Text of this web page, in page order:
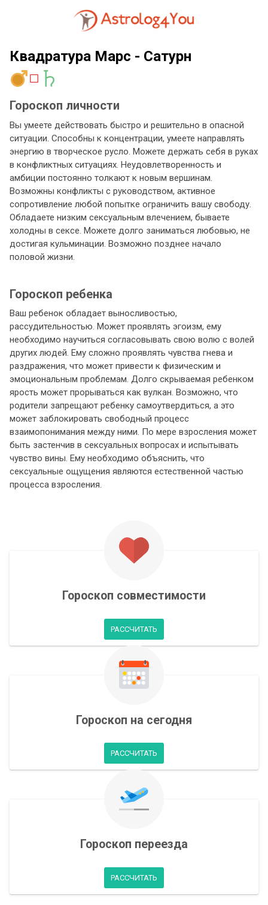
Квадратура Марс - Сатурн
Гороскоп личности
Вы умеете действовать быстро и решительно в опасной
ситуации. Способны к концентрации, умеете направлять
энергию в творческое русло. Можете держать себя в руках
в конфликтных ситуациях. Неудовлетворенность и
амбиции постоянно толкают к новым вершинам.
Возможны конфликты с руководством, активное
сопротивление любой попытке ограничить вашу свободу.
Обладаете низким сексуальным влечением, бываете
холодны в сексе. Можете долго заниматься любовью, не
достигая кульминации. Возможно позднее начало
половой жизни.
Гороскоп ребенка
Ваш ребенок обладает выносливостью,
рассудительностью. Может проявлять эгоизм, ему
необходимо научиться согласовывать свою волю с волей
других людей. Ему сложно проявлять чувства гнева и
раздражения, что может привести к физическим и
эмоциональным проблемам. Долго скрываемая ребенком
ярость может прорываться как вулкан. Возможно, что
родители запрещают ребенку самоутвердиться, а это
может заблокировать свободный процесс
взаимопонимания между ними. По мере взросления может
быть застенчив в сексуальных вопросах и испытывать
чувство вины. Ему необходимо объяснить, что
сексуальные ощущения являются естественной частью
процесса взросления.
Гороскоп совместимости
РАССЧИТАТЬ
Гороскоп на сегодня
РАССЧИТАТЬ
Гороскоп переезда
РАССЧИТАТЬ